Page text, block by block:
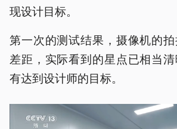
现设计目标。
第一次的测试结果，摄像机的
差距，实际看到的星点已相当
有达到设计师的目标。